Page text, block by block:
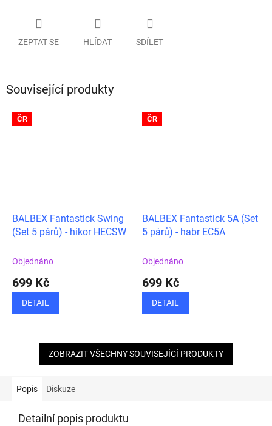
ZEPTAT SE HLÍDAT SDÍLET
Související produkty
ČR
BALBEX Fantastick Swing
(Set 5 párů) - hikor HECSW
Objednáno
699 Kč
DETAIL
ČR
BALBEX Fantastick 5A (Set
5 párů) - habr EC5A
Objednáno
699 Kč
DETAIL
ZOBRAZIT VŠECHNY SOUVISEJÍCÍ PRODUKTY
Popis Diskuze
Detailní popis produktu